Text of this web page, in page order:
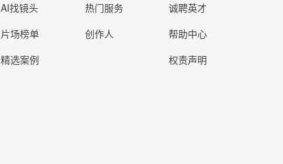
AI找镜头
片场榜单
精选案例
热门服务
创作人
诚聘英才
帮助中心
权责声明